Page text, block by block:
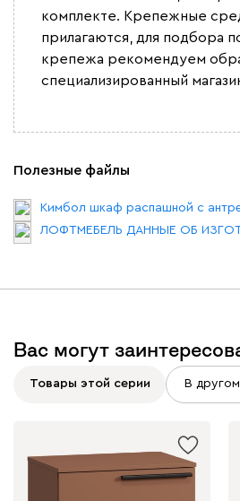
комплекте. Крепежные
прилагаются, для подбора
крепежа рекомендуем
специализированный
Полезные файлы
Вас могут
Товары этой серии В